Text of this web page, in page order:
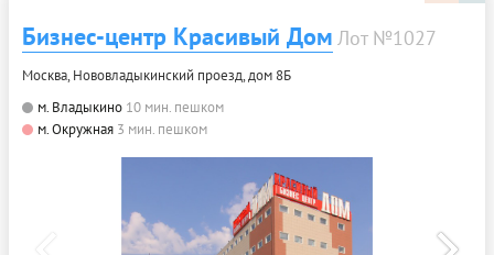
Бизнес-центр Красивый Дом Лот №1027
Москва, Нововладыкинский проезд, дом 8Б
м. Владыкино 10 мин. пешком
м. Окружная 3 мин. пешком